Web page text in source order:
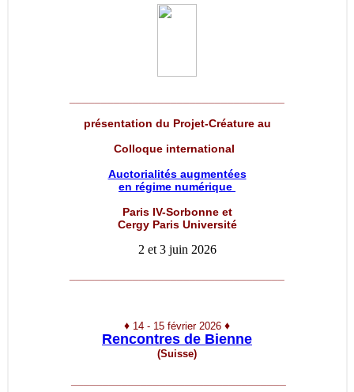
présentation du Projet-Créature au
Colloque international
Auctorialités augmentées
en régime numérique
Paris IV-Sorbonne et
Cergy Paris Université
2 et 3 juin 2026
♦ 14 - 15 février 2026 ♦
Rencontres de Bienne
(Suisse)